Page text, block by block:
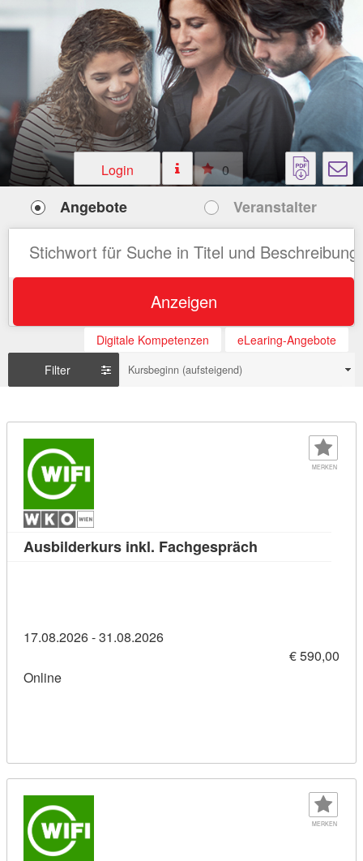
Login 0
Angebote Veranstalter
Anzeigen
Digitale Kompetenzen
eLearing-Angebote
Filter
Kursbeginn (aufsteigend)
MERKEN
Ausbilderkurs inkl. Fachgespräch
17.08.2026 - 31.08.2026
€ 590,00
Online
MERKEN